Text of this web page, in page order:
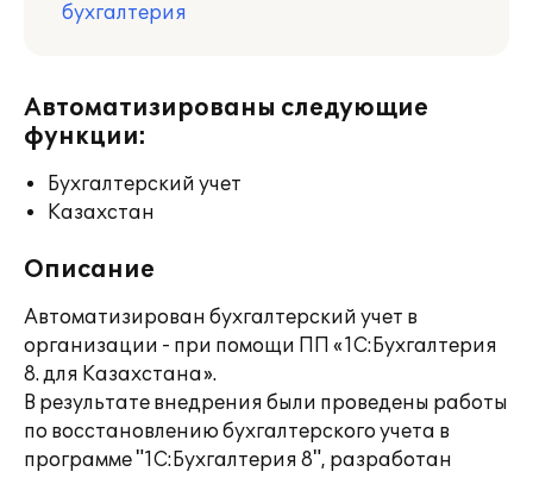
бухгалтерия
Автоматизированы следующие
функции:
Бухгалтерский учет
Казахстан
Описание
Автоматизирован бухгалтерский учет в
организации - при помощи ПП «1С:Бухгалтерия
8. для Казахстана».
В результате внедрения были проведены работы
по восстановлению бухгалтерского учета в
программе "1С:Бухгалтерия 8", разработан